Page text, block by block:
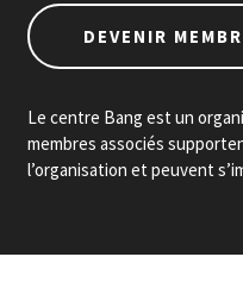
DEVENIR
Le centre Bang est un
membres associés
l’organisation et peuvent